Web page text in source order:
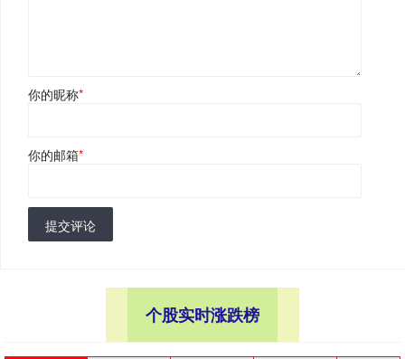
你的昵称*
你的邮箱*
提交评论
个股实时涨跌榜